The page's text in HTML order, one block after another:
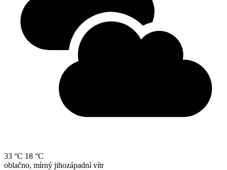
33 °C 18 °C
oblačno, mírný jihozápadní vítr